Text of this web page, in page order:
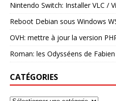
Nintendo Switch: Installer VLC /
Reboot Debian sous Windows
OVH: mettre à jour la version
Roman: les Odysséens de
CATÉGORIES